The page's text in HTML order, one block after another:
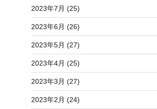
2023年7月 (25)
2023年6月 (26)
2023年5月 (27)
2023年4月 (25)
2023年3月 (27)
2023年2月 (24)